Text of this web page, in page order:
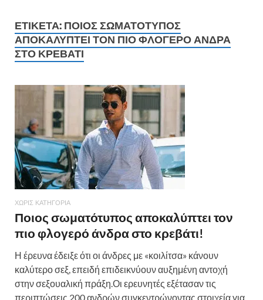
ΕΤΙΚΈΤΑ: ΠΟΙΟΣ ΣΩΜΑΤΌΤΥΠΟΣ
ΑΠΟΚΑΛΎΠΤΕΙ ΤΟΝ ΠΙΟ ΦΛΟΓΕΡΌ ΆΝΔΡΑ
ΣΤΟ ΚΡΕΒΆΤΙ
ΧΩΡΊΣ ΚΑΤΗΓΟΡΊΑ
Ποιος σωματότυπος αποκαλύπτει τον
πιο φλογερό άνδρα στο κρεβάτι!
Η έρευνα έδειξε ότι οι άνδρες με «κοιλίτσα» κάνουν
καλύτερο σεξ, επειδή επιδεικνύουν αυξημένη αντοχή
στην σεξουαλική πράξη.Οι ερευνητές εξέτασαν τις
περιπτώσεις 200 ανδρών συγκεντρώνοντας στοιχεία για